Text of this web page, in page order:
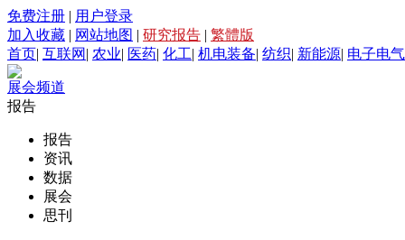
免费注册 | 用户登录
加入收藏 | 网站地图 | 研究报告 | 繁體版
首页| 互联网 | 农业| 医药| 化工| 机电装备| 纺织| 新能源| 电子电气
展会频道
报告
报告
资讯
数据
展会
思刊